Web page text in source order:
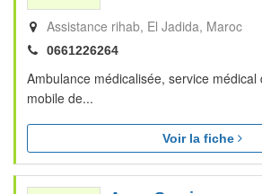
Assistance rihab El Jadida Maroc
0661226264
Ambulance médicalisée, service
mobile de...
Voir la fiche